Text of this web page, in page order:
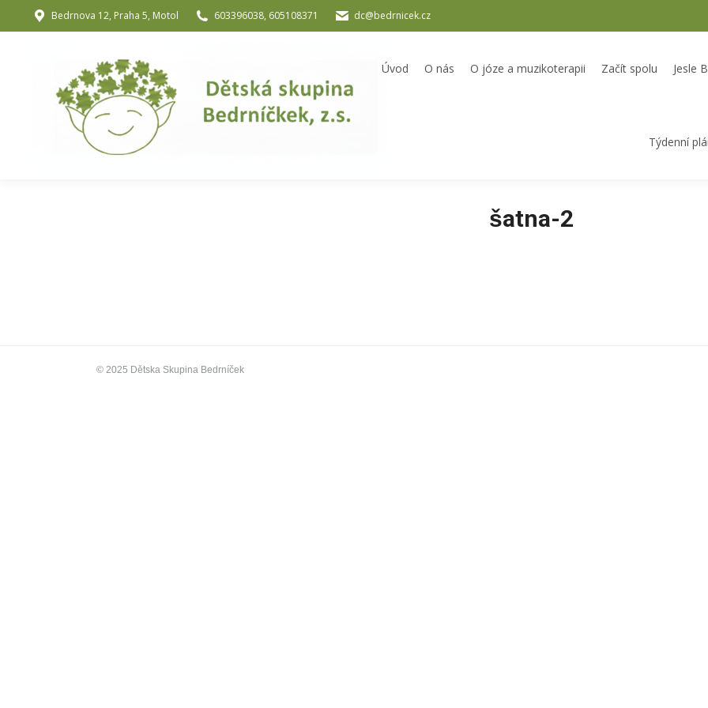
Bedrnova 12, Praha 5, Motol 603396038, 605108371 dc@bedrnicek.cz
Úvod O nás O józe a muzikoterapii Začít spolu Jesle
Týdenní
šatna-2
© 2025 Dětska Skupina Bedrníček
Úvod O nás O józe a muzikoterapii Začít spolu Jesle Bedrníček Školka Bedrníček